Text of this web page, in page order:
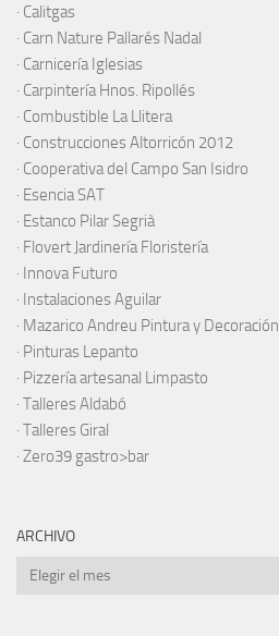
· Calitgas
· Carn Nature Pallarés Nadal
· Carnicería Iglesias
· Carpintería Hnos. Ripollés
· Combustible La Llitera
· Construcciones Altorricón 2012
· Cooperativa del Campo San Isidro
· Esencia SAT
· Estanco Pilar Segrià
· Flovert Jardinería Floristería
· Innova Futuro
· Instalaciones Aguilar
· Mazarico Andreu Pintura y Decoración
· Pinturas Lepanto
· Pizzería artesanal Limpasto
· Talleres Aldabó
· Talleres Giral
· Zero39 gastro>bar
ARCHIVO
Archivo